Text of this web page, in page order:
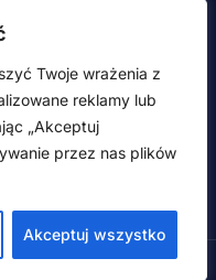
Twoje wrażenia z
reklamy lub
„Akceptuj
przez nas plików
Akceptuj wszystko